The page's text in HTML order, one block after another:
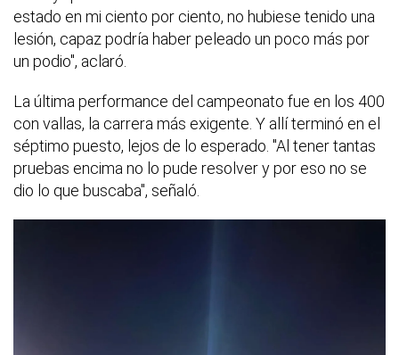
estado en mi ciento por ciento, no hubiese tenido una
lesión, capaz podría haber peleado un poco más por
un podio", aclaró.
La última performance del campeonato fue en los 400
con vallas, la carrera más exigente. Y allí terminó en el
séptimo puesto, lejos de lo esperado. "Al tener tantas
pruebas encima no lo pude resolver y por eso no se
dio lo que buscaba", señaló.